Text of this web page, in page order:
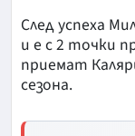
След успеха
и е с 2 точки
приемат
сезона.